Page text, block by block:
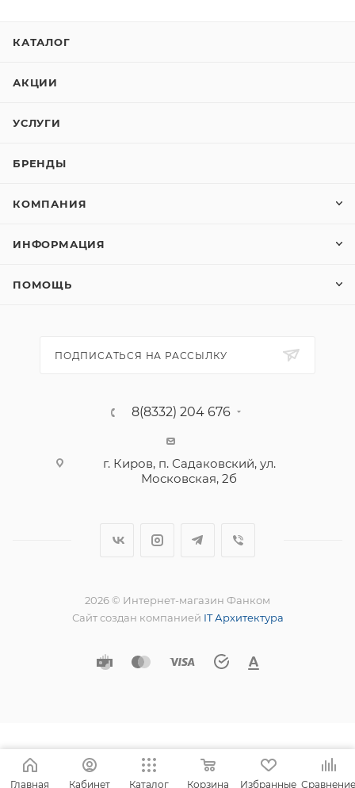
КАТАЛОГ
АКЦИИ
УСЛУГИ
БРЕНДЫ
КОМПАНИЯ
ИНФОРМАЦИЯ
ПОМОЩЬ
ПОДПИСАТЬСЯ НА РАССЫЛКУ
8(8332) 204 676
г. Киров, п. Садаковский, ул.
Московская, 2б
2026 © Интернет-магазин Фанком
Сайт создан компанией IT Архитектура
Главная Кабинет Каталог Корзина Избранные Сравнение